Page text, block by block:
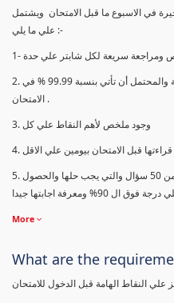
في الاسبوع ما قبل الامتحان ويشتمل
علي ما يلي :-
2. مع كل باب مجموعة أسئلة من أهم الاسئلة والمحتمل أن تأتي بنسبة 99.99 % في
الامتحان .
3. وجود ملخص لأهم النقاط علي كل
5. وجود عدد 4 امتحانات كل امتحان مكون من 50 سؤال والتي يجب حلها والحصول
More
What are the
علي النقاط الهامة قبل الدخول للامتحان